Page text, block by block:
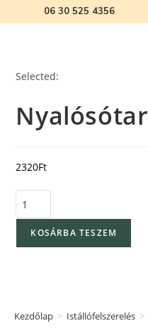
06 30 525 4356
Selected:
2320Ft
KOSÁRBA TESZEM
Kezdőlap > Istállófelszerelés >